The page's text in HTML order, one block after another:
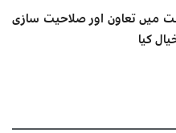
میں تعاون اور صلاحیت سازی
کیا